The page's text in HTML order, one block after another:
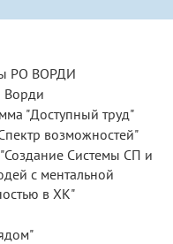
РО ВОРДИ
Ворди
"Доступный труд"
возможностей"
Системы СП и
с ментальной
в ХК"